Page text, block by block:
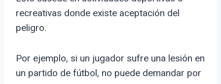
recreativas donde existe aceptación del
peligro.
Por ejemplo, si un jugador sufre una lesión en
un partido de fútbol, no puede demandar por